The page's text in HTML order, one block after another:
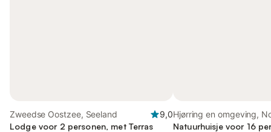
Zweedse Oostzee, Seeland
9,0
Lodge voor 2 personen, met Terras
Hjørring en omgeving,
Jutland
Natuurhuisje voor 16